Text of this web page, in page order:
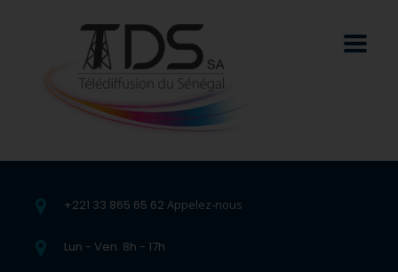
+221 33 865 65 62 Appelez-nous
Lun - Ven. 8h - 17h